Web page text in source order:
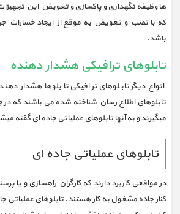
ها وظیفه نگهداری و پاکسازی و تعویض این تجهیزات
که با نصب و تعویض به موقع از ایجاد خسارات
باشد.
تابلوهای ترافیکی هشدار دهنده
انواع دیگر تابلوهای ترافیکی تابلوها هشدار
تابلوهای اطلاع رسان شناخته شده می باشند که در
میگیرند و به آنها تابلوهای عملیاتی جاده ای گفته
تابلوهای عملیاتی جاده ای
در مواقعی کاربرد دارند که کارگران راهسازی و یا
کنار جاده مشغول به کار هستند. تابلوهای عملیاتی